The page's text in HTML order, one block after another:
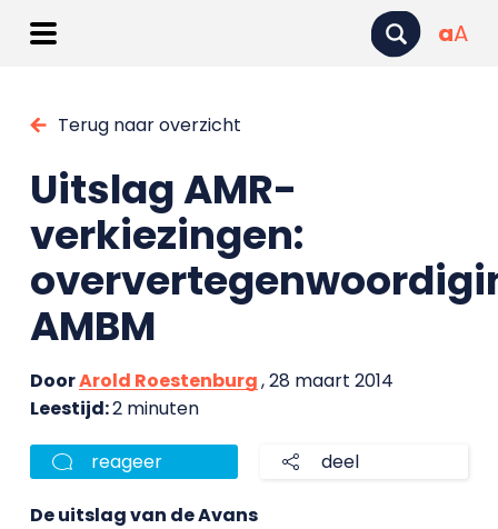
aA
Terug naar overzicht
Uitslag AMR-
verkiezingen:
AMBM
DoorArold Roestenburg, 28 maart 2014
Leestijd:2 minuten
reageer deel
De uitslag van de Avans